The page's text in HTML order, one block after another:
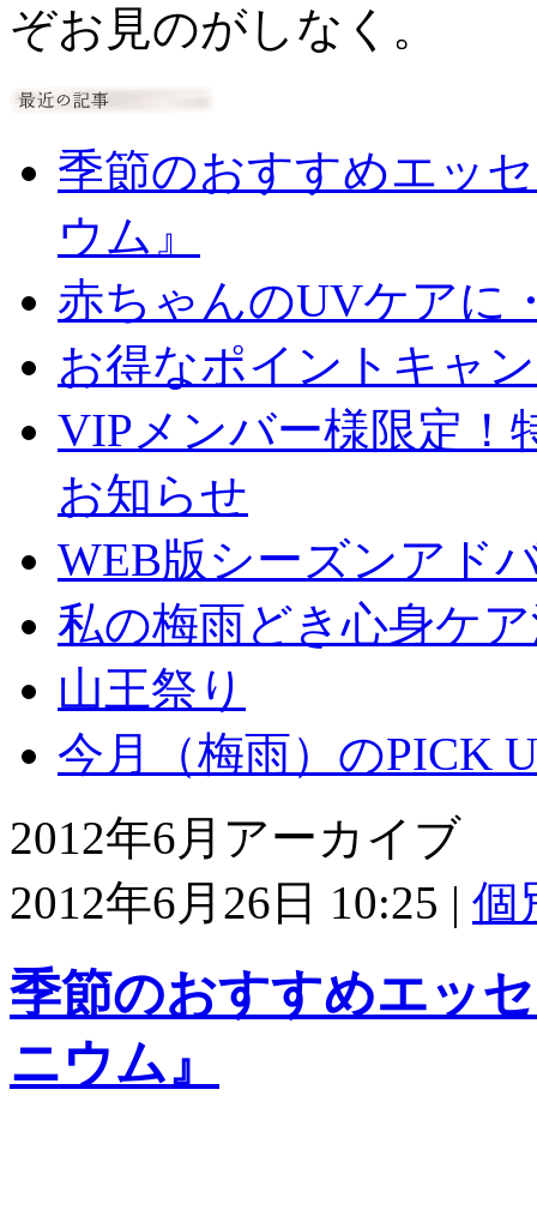
ぞお見のがしなく。
季節のおすすめエッ
ウム』
赤ちゃんのUVケアに
お得なポイントキャ
VIPメンバー様限定！
お知らせ
WEB版シーズンアド
私の梅雨どき心身ケ
山王祭り
今月（梅雨）のPICK
2012年6月アーカイブ
2012年6月26日 10:25 | 個
季節のおすすめエッ
ニウム』